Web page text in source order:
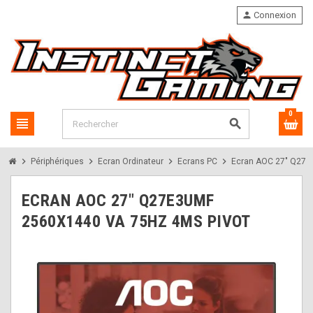
view_headline search
person Connexion
0
chevron_right Périphériques chevron_right Ecran Ordinateur chevron_right Ecrans PC chevron_right Ecran AOC 27"
ECRAN AOC 27" Q27E3UMF
2560X1440 VA 75HZ 4MS PIVOT